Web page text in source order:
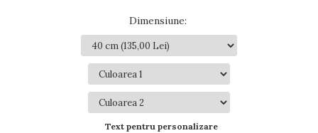
Dimensiune:
Text pentru personalizare